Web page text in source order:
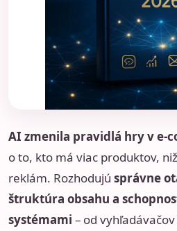
AI zmenila pravidlá hry v e-
o to, kto má viac produktov,
reklám. Rozhodujú správne
štruktúra obsahu a
systémami – od